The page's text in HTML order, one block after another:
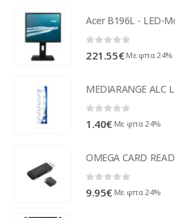
Acer B196L - LED-
0 out of 5
221.55€ Με φπα 24%
1.40€ Με φπα 24%
9.95€ Με φπα 24%